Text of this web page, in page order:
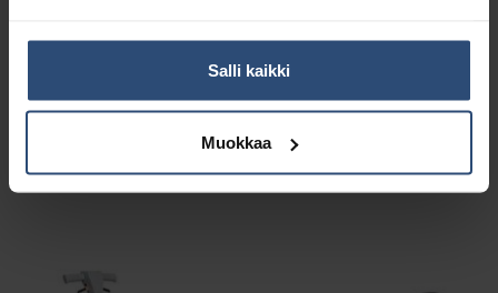
Salli kaikki
Muokkaa
9100002067
harja koville lattioille
192,57€
58002000
2 350,00€